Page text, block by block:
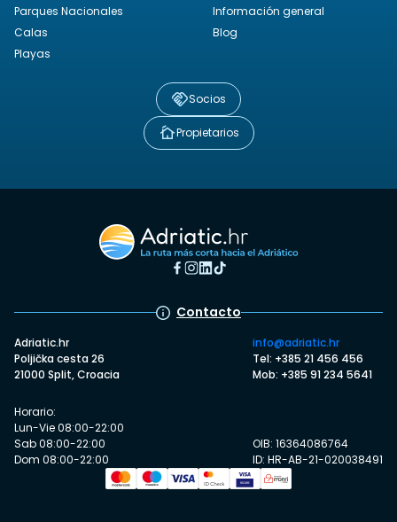
Parques Nacionales
Calas
Playas
Información general
Blog
Socios
Propietarios
Contacto
Adriatic.hr
Poljička cesta 26
21000 Split, Croacia
info@adriatic.hr
Tel: +385 21 456 456
Mob: +385 91 234 5641
Horario:
Lun-Vie 08:00-22:00
Sab 08:00-22:00
Dom 08:00-22:00
OIB: 16364086764
ID: HR-AB-21-020038491